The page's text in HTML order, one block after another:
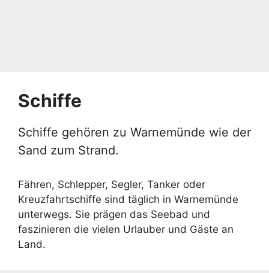
Schiffe
Schiffe gehören zu Warnemünde wie der
Sand zum Strand.
Fähren, Schlepper, Segler, Tanker oder
Kreuzfahrtschiffe sind täglich in Warnemünde
unterwegs. Sie prägen das Seebad und
faszinieren die vielen Urlauber und Gäste an
Land.